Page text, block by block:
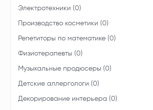
Электротехники (0)
Производство косметики (0)
Репетиторы по математике (0)
Физиотерапевты (0)
Музыкальные продюсеры (0)
Детские аллергологи (0)
Декорирование интерьера (0)